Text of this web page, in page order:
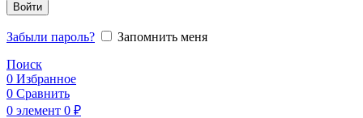
Войти
Забыли пароль?
Запомнить меня
Поиск
0 Избранное
0 Сравнить
0 элемент 0 ₽